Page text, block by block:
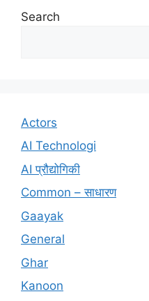
Search
Actors
AI Technologi
AI प्रौद्योगिकी
Common – साधारण
Gaayak
General
Ghar
Kanoon